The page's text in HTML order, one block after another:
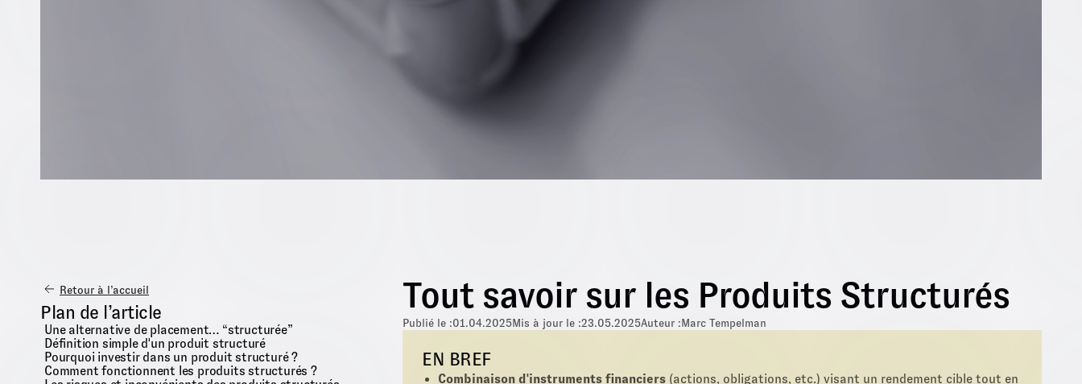
Retour à l’accueil
Plan de l’article
Une alternative de placement… “structurée”
Définition simple d'un produit structuré
Pourquoi investir dans un produit structuré ?
Comment fonctionnent les produits structurés ?
Tout savoir sur les Produits Structurés
Publié le :01.04.2025Mis à jour le :23.05.2025Auteur :Marc Tempelman
EN BREF
Combinaison d'instruments financiers (actions, obligations, etc.) visant un rendement cible tout en